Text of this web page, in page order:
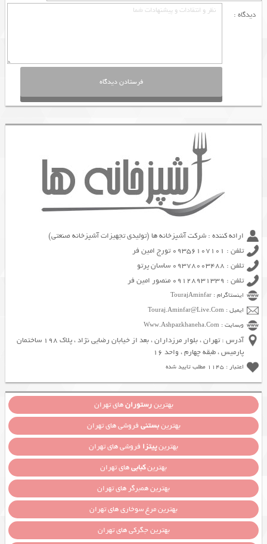
دیدگاه :
ارائه کننده : شرکت آشپزخانه ها (تولیدی تجهیزات آشپزخانه صنعتی)
تلفن : 09356107101 تورج امین فر
تلفن : 09378003488 ساسان پرتو
تلفن : 09128931339 منصور امین فر
اینستاگرام : TourajAminfar
ایمیل : Touraj.Aminfar@Live.Com
وبسایت : Www.Ashpazkhaneha.Com
آدرس : تهران ، بلوار مرزداران ، بعد از خیابان رضایی نژاد ، پلاک 198 ساختمان
پارمیس ، طبقه چهارم ، واحد 16
اعتبار : 1145 مطلب تایید شده
بهترینرستورانهای تهران
بهترینبستنی فروشی های تهران
بهترینپیتزا فروشی های تهران
بهترینکبابیهای تهران
بهترین همبرگر های تهران
بهترین مرغ سوخاری های تهران
بهترین جگرکی های تهران